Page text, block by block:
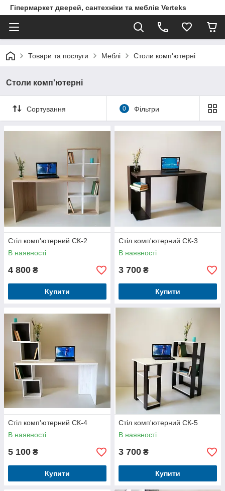
Гіпермаркет дверей, сантехніки та меблів Verteks
Товари та послуги Меблі Столи комп'ютерні
Столи комп'ютерні
Сортування 0 Фільтри
Стіл комп'ютерний СК-2
В наявності
4 800 ₴
Купити
Стіл комп'ютерний СК-3
В наявності
3 700 ₴
Купити
Стіл комп'ютерний СК-4
В наявності
5 100 ₴
Купити
Стіл комп'ютерний СК-5
В наявності
3 700 ₴
Купити